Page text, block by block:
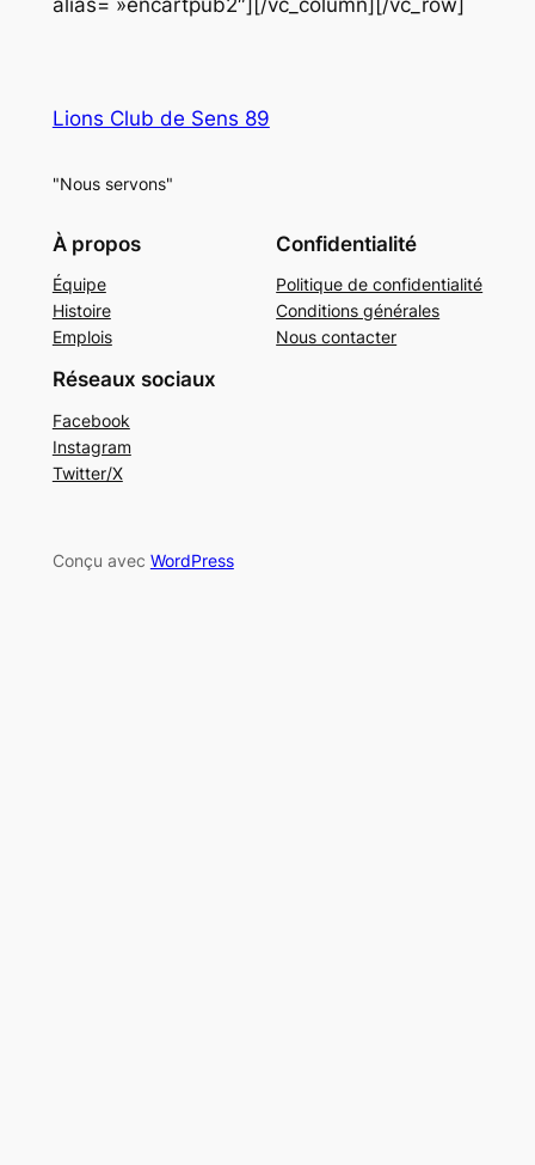
Lions Club de Sens 89
"Nous servons"
À propos
Équipe
Histoire
Emplois
Confidentialité
Politique de confidentialité
Conditions générales
Nous contacter
Réseaux sociaux
Facebook
Instagram
Twitter/X
Conçu avec WordPress